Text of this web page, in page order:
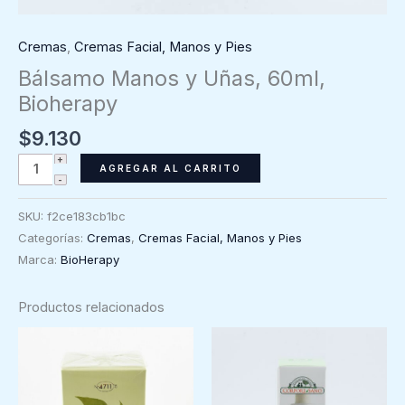
Cremas, Cremas Facial, Manos y Pies
Bálsamo Manos y Uñas, 60ml,
Bioherapy
$9.130
Bálsamo
Manos
60ml,
AGREGAR AL CARRITO
SKU: f2ce183cb1bc
Categorías: Cremas, Cremas Facial, Manos y Pies
Marca: BioHerapy
Productos relacionados